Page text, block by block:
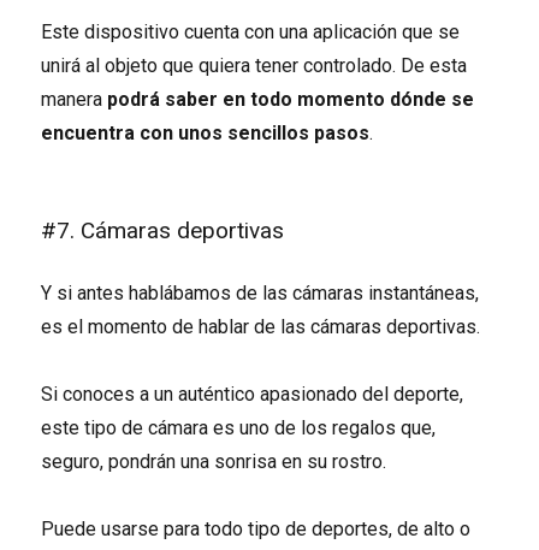
Este dispositivo cuenta con una aplicación que se
unirá al objeto que quiera tener controlado. De esta
manera podrá saber en todo momento dónde se
encuentra con unos sencillos pasos.
#7. Cámaras deportivas
Y si antes hablábamos de las cámaras instantáneas,
es el momento de hablar de las cámaras deportivas.
Si conoces a un auténtico apasionado del deporte,
este tipo de cámara es uno de los regalos que,
seguro, pondrán una sonrisa en su rostro.
Puede usarse para todo tipo de deportes, de alto o